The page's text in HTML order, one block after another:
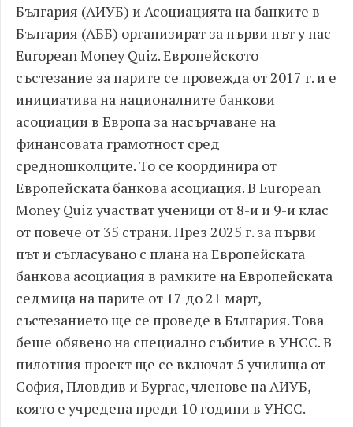
България (АИУБ) и Асоциацията на банките в
България (АББ) организират за първи път у нас
European Money Quiz. Европейското
състезание за парите се провежда от 2017 г. и е
инициатива на националните банкови
асоциации в Европа за насърчаване на
финансовата грамотност сред
средношколците. То се координира от
Европейската банкова асоциация. В European
Money Quiz участват ученици от 8-и и 9-и клас
от повече от 35 страни. През 2025 г. за първи
път и съгласувано с плана на Европейската
банкова асоциация в рамките на Европейската
седмица на парите от 17 до 21 март,
състезанието ще се проведе в България. Това
беше обявено на специално събитие в УНСС. В
пилотния проект ще се включат 5 училища от
София, Пловдив и Бургас, членове на АИУБ,
която е учредена преди 10 години в УНСС.